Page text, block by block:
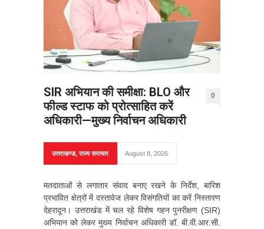
SIR अभियान की समीक्षा: BLO और
फील्ड स्टाफ को प्रोत्साहित करें
अधिकारी—मुख्य निर्वाचन अधिकारी
0
उत्तराखण्ड,राज्य समाचार August 8, 2026
मतदाताओं से लगातार संवाद बनाए रखने के निर्देश, बारिश
प्रभावित क्षेत्रों में दस्तावेज लेकर विसंगतियों का करें निस्तारण
देहरादून। उत्तराखंड में चल रहे विशेष गहन पुनरीक्षण (SIR)
अभियान को लेकर मुख्य निर्वाचन अधिकारी डॉ. बी.वी.आर.सी.